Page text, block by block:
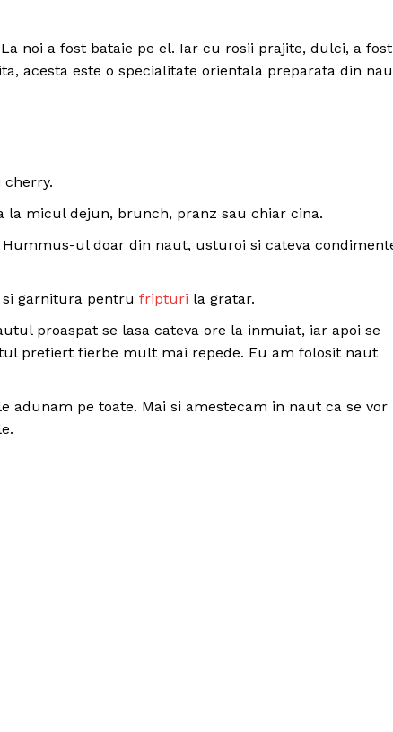
noi a fost bataie pe el. Iar cu rosii prajite, dulci, a fost
acesta este o specialitate orientala preparata din
cherry.
la micul dejun, brunch, pranz sau chiar cina.
ul doar din naut, usturoi si cateva
si garnitura pentru fripturi la gratar.
proaspat se lasa cateva ore la inmuiat, iar apoi se
prefiert fierbe mult mai repede. Eu am folosit naut
adunam pe toate. Mai si amestecam in naut ca se vor